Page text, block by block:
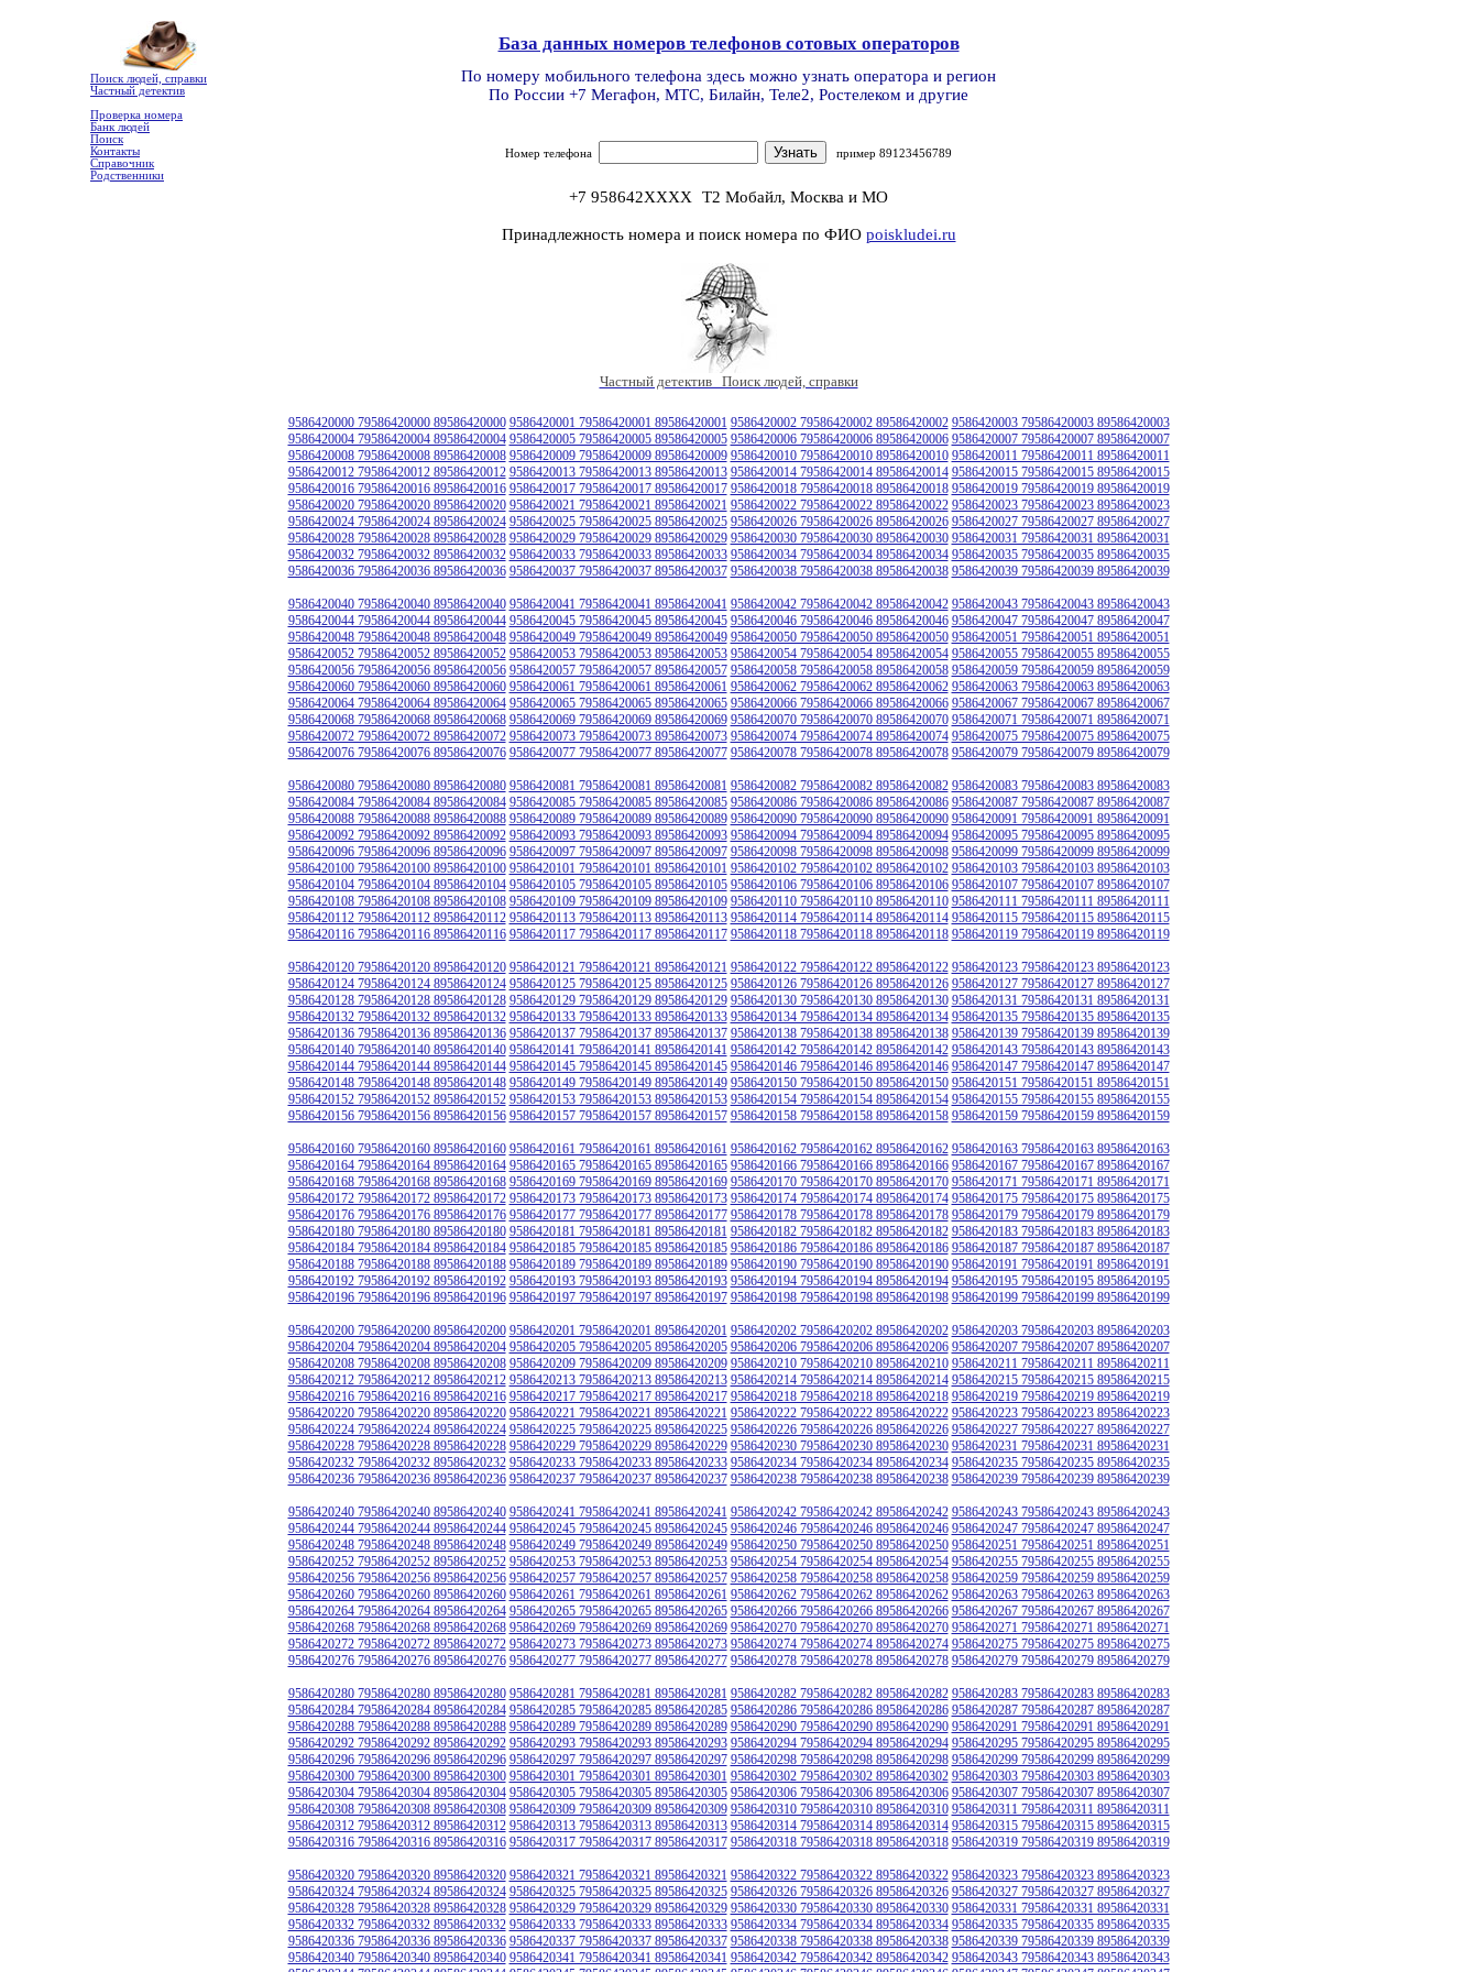
Поиск людей, справки
Частный детектив
Проверка номера
Банк людей
Поиск
Контакты
Справочник
Родственники
База данных номеров телефонов сотовых операторов
По номеру мобильного телефона здесь можно узнать оператора и регион
По России +7 Мегафон, МТС, Билайн, Теле2, Ростелеком и другие
Номер телефона пример 89123456789
+7 958642XXXX Т2 Мобайл, Москва и МО
Принадлежность номера и поиск номера по ФИО poiskludei.ru
Частный детектив Поиск людей, справки
9586420000 79586420000 89586420000 9586420001 79586420001 89586420001 9586420002 79586420002 89586420002 9586420003 79586420003 89586420003
9586420004 79586420004 89586420004 9586420005 79586420005 89586420005 9586420006 79586420006 89586420006 9586420007 79586420007 89586420007
9586420008 79586420008 89586420008 9586420009 79586420009 89586420009 9586420010 79586420010 89586420010 9586420011 79586420011 89586420011
9586420012 79586420012 89586420012 9586420013 79586420013 89586420013 9586420014 79586420014 89586420014 9586420015 79586420015 89586420015
9586420016 79586420016 89586420016 9586420017 79586420017 89586420017 9586420018 79586420018 89586420018 9586420019 79586420019 89586420019
9586420020 79586420020 89586420020 9586420021 79586420021 89586420021 9586420022 79586420022 89586420022 9586420023 79586420023 89586420023
9586420024 79586420024 89586420024 9586420025 79586420025 89586420025 9586420026 79586420026 89586420026 9586420027 79586420027 89586420027
9586420028 79586420028 89586420028 9586420029 79586420029 89586420029 9586420030 79586420030 89586420030 9586420031 79586420031 89586420031
9586420032 79586420032 89586420032 9586420033 79586420033 89586420033 9586420034 79586420034 89586420034 9586420035 79586420035 89586420035
9586420036 79586420036 89586420036 9586420037 79586420037 89586420037 9586420038 79586420038 89586420038 9586420039 79586420039 89586420039
9586420040 79586420040 89586420040 9586420041 79586420041 89586420041 9586420042 79586420042 89586420042 9586420043 79586420043 89586420043
9586420044 79586420044 89586420044 9586420045 79586420045 89586420045 9586420046 79586420046 89586420046 9586420047 79586420047 89586420047
9586420048 79586420048 89586420048 9586420049 79586420049 89586420049 9586420050 79586420050 89586420050 9586420051 79586420051 89586420051
9586420052 79586420052 89586420052 9586420053 79586420053 89586420053 9586420054 79586420054 89586420054 9586420055 79586420055 89586420055
9586420056 79586420056 89586420056 9586420057 79586420057 89586420057 9586420058 79586420058 89586420058 9586420059 79586420059 89586420059
9586420060 79586420060 89586420060 9586420061 79586420061 89586420061 9586420062 79586420062 89586420062 9586420063 79586420063 89586420063
9586420064 79586420064 89586420064 9586420065 79586420065 89586420065 9586420066 79586420066 89586420066 9586420067 79586420067 89586420067
9586420068 79586420068 89586420068 9586420069 79586420069 89586420069 9586420070 79586420070 89586420070 9586420071 79586420071 89586420071
9586420072 79586420072 89586420072 9586420073 79586420073 89586420073 9586420074 79586420074 89586420074 9586420075 79586420075 89586420075
9586420076 79586420076 89586420076 9586420077 79586420077 89586420077 9586420078 79586420078 89586420078 9586420079 79586420079 89586420079
9586420080 79586420080 89586420080 9586420081 79586420081 89586420081 9586420082 79586420082 89586420082 9586420083 79586420083 89586420083
9586420084 79586420084 89586420084 9586420085 79586420085 89586420085 9586420086 79586420086 89586420086 9586420087 79586420087 89586420087
9586420088 79586420088 89586420088 9586420089 79586420089 89586420089 9586420090 79586420090 89586420090 9586420091 79586420091 89586420091
9586420092 79586420092 89586420092 9586420093 79586420093 89586420093 9586420094 79586420094 89586420094 9586420095 79586420095 89586420095
9586420096 79586420096 89586420096 9586420097 79586420097 89586420097 9586420098 79586420098 89586420098 9586420099 79586420099 89586420099
9586420100 79586420100 89586420100 9586420101 79586420101 89586420101 9586420102 79586420102 89586420102 9586420103 79586420103 89586420103
9586420104 79586420104 89586420104 9586420105 79586420105 89586420105 9586420106 79586420106 89586420106 9586420107 79586420107 89586420107
9586420108 79586420108 89586420108 9586420109 79586420109 89586420109 9586420110 79586420110 89586420110 9586420111 79586420111 89586420111
9586420112 79586420112 89586420112 9586420113 79586420113 89586420113 9586420114 79586420114 89586420114 9586420115 79586420115 89586420115
9586420116 79586420116 89586420116 9586420117 79586420117 89586420117 9586420118 79586420118 89586420118 9586420119 79586420119 89586420119
9586420120 79586420120 89586420120 9586420121 79586420121 89586420121 9586420122 79586420122 89586420122 9586420123 79586420123 89586420123
9586420124 79586420124 89586420124 9586420125 79586420125 89586420125 9586420126 79586420126 89586420126 9586420127 79586420127 89586420127
9586420128 79586420128 89586420128 9586420129 79586420129 89586420129 9586420130 79586420130 89586420130 9586420131 79586420131 89586420131
9586420132 79586420132 89586420132 9586420133 79586420133 89586420133 9586420134 79586420134 89586420134 9586420135 79586420135 89586420135
9586420136 79586420136 89586420136 9586420137 79586420137 89586420137 9586420138 79586420138 89586420138 9586420139 79586420139 89586420139
9586420140 79586420140 89586420140 9586420141 79586420141 89586420141 9586420142 79586420142 89586420142 9586420143 79586420143 89586420143
9586420144 79586420144 89586420144 9586420145 79586420145 89586420145 9586420146 79586420146 89586420146 9586420147 79586420147 89586420147
9586420148 79586420148 89586420148 9586420149 79586420149 89586420149 9586420150 79586420150 89586420150 9586420151 79586420151 89586420151
9586420152 79586420152 89586420152 9586420153 79586420153 89586420153 9586420154 79586420154 89586420154 9586420155 79586420155 89586420155
9586420156 79586420156 89586420156 9586420157 79586420157 89586420157 9586420158 79586420158 89586420158 9586420159 79586420159 89586420159
9586420160 79586420160 89586420160 9586420161 79586420161 89586420161 9586420162 79586420162 89586420162 9586420163 79586420163 89586420163
9586420164 79586420164 89586420164 9586420165 79586420165 89586420165 9586420166 79586420166 89586420166 9586420167 79586420167 89586420167
9586420168 79586420168 89586420168 9586420169 79586420169 89586420169 9586420170 79586420170 89586420170 9586420171 79586420171 89586420171
9586420172 79586420172 89586420172 9586420173 79586420173 89586420173 9586420174 79586420174 89586420174 9586420175 79586420175 89586420175
9586420176 79586420176 89586420176 9586420177 79586420177 89586420177 9586420178 79586420178 89586420178 9586420179 79586420179 89586420179
9586420180 79586420180 89586420180 9586420181 79586420181 89586420181 9586420182 79586420182 89586420182 9586420183 79586420183 89586420183
9586420184 79586420184 89586420184 9586420185 79586420185 89586420185 9586420186 79586420186 89586420186 9586420187 79586420187 89586420187
9586420188 79586420188 89586420188 9586420189 79586420189 89586420189 9586420190 79586420190 89586420190 9586420191 79586420191 89586420191
9586420192 79586420192 89586420192 9586420193 79586420193 89586420193 9586420194 79586420194 89586420194 9586420195 79586420195 89586420195
9586420196 79586420196 89586420196 9586420197 79586420197 89586420197 9586420198 79586420198 89586420198 9586420199 79586420199 89586420199
9586420200 79586420200 89586420200 9586420201 79586420201 89586420201 9586420202 79586420202 89586420202 9586420203 79586420203 89586420203
9586420204 79586420204 89586420204 9586420205 79586420205 89586420205 9586420206 79586420206 89586420206 9586420207 79586420207 89586420207
9586420208 79586420208 89586420208 9586420209 79586420209 89586420209 9586420210 79586420210 89586420210 9586420211 79586420211 89586420211
9586420212 79586420212 89586420212 9586420213 79586420213 89586420213 9586420214 79586420214 89586420214 9586420215 79586420215 89586420215
9586420216 79586420216 89586420216 9586420217 79586420217 89586420217 9586420218 79586420218 89586420218 9586420219 79586420219 89586420219
9586420220 79586420220 89586420220 9586420221 79586420221 89586420221 9586420222 79586420222 89586420222 9586420223 79586420223 89586420223
9586420224 79586420224 89586420224 9586420225 79586420225 89586420225 9586420226 79586420226 89586420226 9586420227 79586420227 89586420227
9586420228 79586420228 89586420228 9586420229 79586420229 89586420229 9586420230 79586420230 89586420230 9586420231 79586420231 89586420231
9586420232 79586420232 89586420232 9586420233 79586420233 89586420233 9586420234 79586420234 89586420234 9586420235 79586420235 89586420235
9586420236 79586420236 89586420236 9586420237 79586420237 89586420237 9586420238 79586420238 89586420238 9586420239 79586420239 89586420239
9586420240 79586420240 89586420240 9586420241 79586420241 89586420241 9586420242 79586420242 89586420242 9586420243 79586420243 89586420243
9586420244 79586420244 89586420244 9586420245 79586420245 89586420245 9586420246 79586420246 89586420246 9586420247 79586420247 89586420247
9586420248 79586420248 89586420248 9586420249 79586420249 89586420249 9586420250 79586420250 89586420250 9586420251 79586420251 89586420251
9586420252 79586420252 89586420252 9586420253 79586420253 89586420253 9586420254 79586420254 89586420254 9586420255 79586420255 89586420255
9586420256 79586420256 89586420256 9586420257 79586420257 89586420257 9586420258 79586420258 89586420258 9586420259 79586420259 89586420259
9586420260 79586420260 89586420260 9586420261 79586420261 89586420261 9586420262 79586420262 89586420262 9586420263 79586420263 89586420263
9586420264 79586420264 89586420264 9586420265 79586420265 89586420265 9586420266 79586420266 89586420266 9586420267 79586420267 89586420267
9586420268 79586420268 89586420268 9586420269 79586420269 89586420269 9586420270 79586420270 89586420270 9586420271 79586420271 89586420271
9586420272 79586420272 89586420272 9586420273 79586420273 89586420273 9586420274 79586420274 89586420274 9586420275 79586420275 89586420275
9586420276 79586420276 89586420276 9586420277 79586420277 89586420277 9586420278 79586420278 89586420278 9586420279 79586420279 89586420279
9586420280 79586420280 89586420280 9586420281 79586420281 89586420281 9586420282 79586420282 89586420282 9586420283 79586420283 89586420283
9586420284 79586420284 89586420284 9586420285 79586420285 89586420285 9586420286 79586420286 89586420286 9586420287 79586420287 89586420287
9586420288 79586420288 89586420288 9586420289 79586420289 89586420289 9586420290 79586420290 89586420290 9586420291 79586420291 89586420291
9586420292 79586420292 89586420292 9586420293 79586420293 89586420293 9586420294 79586420294 89586420294 9586420295 79586420295 89586420295
9586420296 79586420296 89586420296 9586420297 79586420297 89586420297 9586420298 79586420298 89586420298 9586420299 79586420299 89586420299
9586420300 79586420300 89586420300 9586420301 79586420301 89586420301 9586420302 79586420302 89586420302 9586420303 79586420303 89586420303
9586420304 79586420304 89586420304 9586420305 79586420305 89586420305 9586420306 79586420306 89586420306 9586420307 79586420307 89586420307
9586420308 79586420308 89586420308 9586420309 79586420309 89586420309 9586420310 79586420310 89586420310 9586420311 79586420311 89586420311
9586420312 79586420312 89586420312 9586420313 79586420313 89586420313 9586420314 79586420314 89586420314 9586420315 79586420315 89586420315
9586420316 79586420316 89586420316 9586420317 79586420317 89586420317 9586420318 79586420318 89586420318 9586420319 79586420319 89586420319
9586420320 79586420320 89586420320 9586420321 79586420321 89586420321 9586420322 79586420322 89586420322 9586420323 79586420323 89586420323
9586420324 79586420324 89586420324 9586420325 79586420325 89586420325 9586420326 79586420326 89586420326 9586420327 79586420327 89586420327
9586420328 79586420328 89586420328 9586420329 79586420329 89586420329 9586420330 79586420330 89586420330 9586420331 79586420331 89586420331
9586420332 79586420332 89586420332 9586420333 79586420333 89586420333 9586420334 79586420334 89586420334 9586420335 79586420335 89586420335
9586420336 79586420336 89586420336 9586420337 79586420337 89586420337 9586420338 79586420338 89586420338 9586420339 79586420339 89586420339
9586420340 79586420340 89586420340 9586420341 79586420341 89586420341 9586420342 79586420342 89586420342 9586420343 79586420343 89586420343